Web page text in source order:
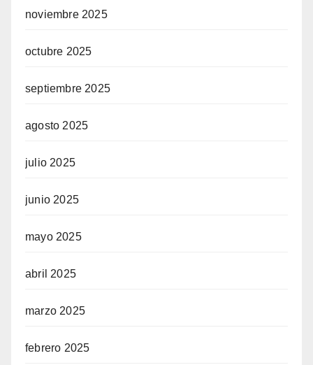
noviembre 2025
octubre 2025
septiembre 2025
agosto 2025
julio 2025
junio 2025
mayo 2025
abril 2025
marzo 2025
febrero 2025